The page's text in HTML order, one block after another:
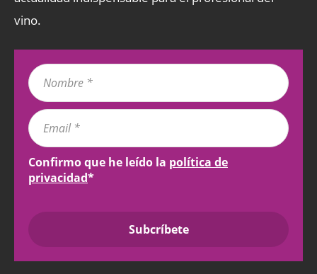
vino.
Confirmo que he leído la política de
privacidad*